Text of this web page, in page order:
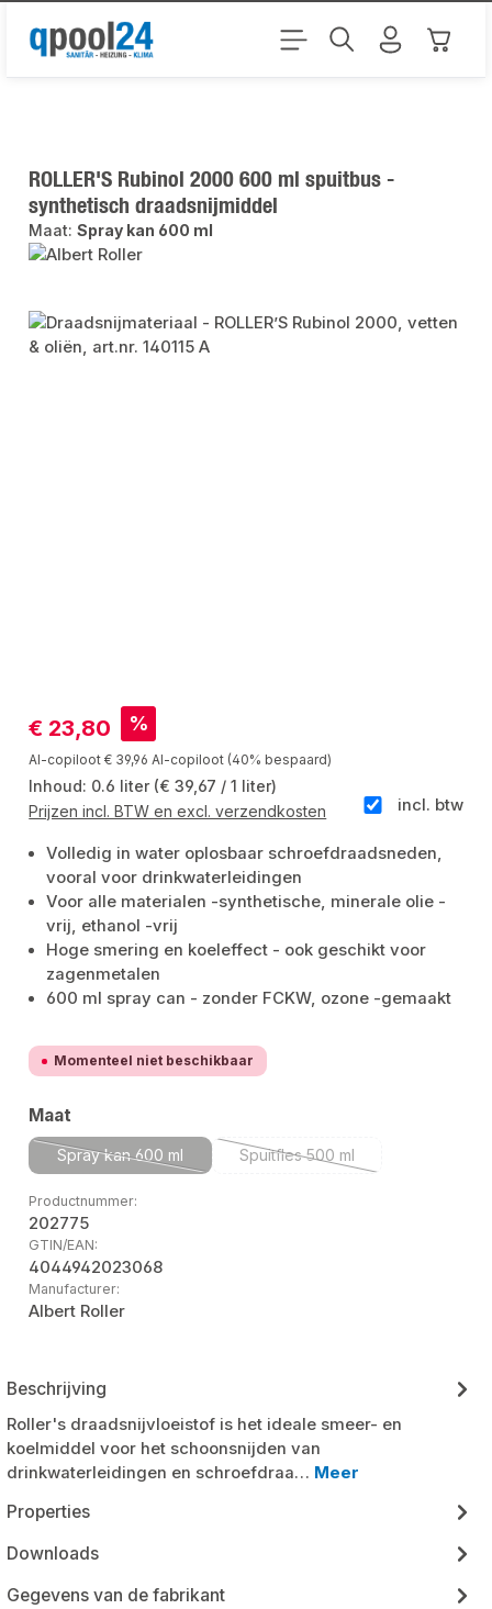
Ga naar de hoofdinhoud
ROLLER'S Rubinol 2000 600 ml spuitbus -
synthetisch draadsnijmiddel
Maat:Spray kan 600 ml
Afbeeldingengalerij overslaan
Verkoopprijs:
€ 23,80 %
AI-copilootNormale prijs:
€ 39,96 AI-copiloot (40% bespaard)
Inhoud: 0.6 liter (€ 39,67 / 1 liter)
incl. btw
Prijzen incl. BTW en excl. verzendkosten
Volledig in water oplosbaar schroefdraadsneden,
vooral voor drinkwaterleidingen
Voor alle materialen -synthetische, minerale olie -
vrij, ethanol -vrij
Hoge smering en koeleffect - ook geschikt voor
zagenmetalen
600 ml spray can - zonder FCKW, ozone -gemaakt
Momenteel niet beschikbaar
Selecteer
Maat
Spray kan 600 ml
(Deze optie is momenteel niet beschikbaar.)
Spuitfles 500 ml
(Deze optie is momenteel
Productnummer:
202775
GTIN/EAN:
4044942023068
Manufacturer:
Albert Roller
Beschrijving
Roller's draadsnijvloeistof is het ideale smeer- en
koelmiddel voor het schoonsnijden van
drinkwaterleidingen en schroefdraa… Meer
Properties
Downloads
Gegevens van de fabrikant